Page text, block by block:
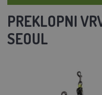
PREKLOPNI
SEOUL